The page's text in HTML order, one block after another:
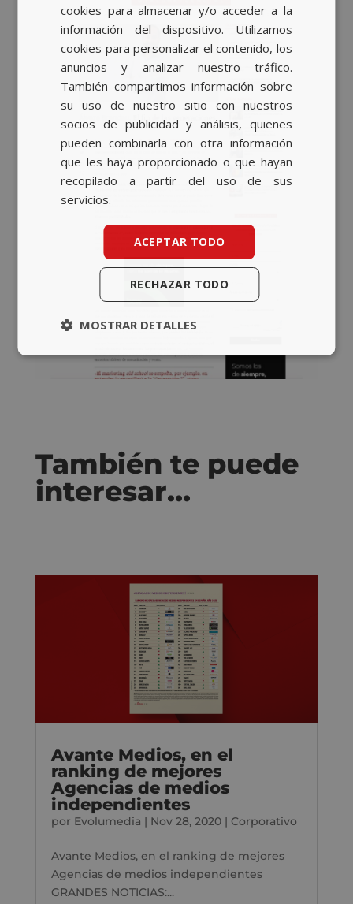
También te puede
interesar…
Avante Medios, en el
ranking de mejores
Agencias de medios
independientes
por Evolumedia | Nov 28, 2020| Corporativo
Avante Medios, en el ranking de mejores
Agencias de medios independientes
GRANDES NOTICIAS:...
ENGLISH
cookies para almacenar y/o acceder a la
información del dispositivo. Utilizamos
cookies para personalizar el contenido, los
anuncios y analizar nuestro tráfico.
También compartimos información sobre
su uso de nuestro sitio con nuestros
socios de publicidad y análisis, quienes
pueden combinarla con otra información
que les haya proporcionado o que hayan
recopilado a partir del uso de sus
servicios.
ACEPTAR TODO
RECHAZAR TODO
MOSTRAR DETALLES